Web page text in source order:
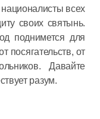
всех
своих святынь.
поднимется для
посягательств, от
Давайте
разум.